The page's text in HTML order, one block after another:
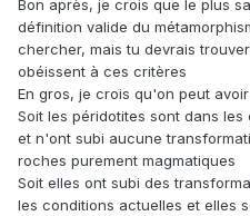
Bon après, je crois que le plus
définition valide du
chercher, mais tu devrais
obéissent à ces critères
En gros, je crois qu'on peut
Soit les péridotites sont dans
et n'ont subi aucune
roches purement magmatiques
Soit elles ont subi des
les conditions actuelles et elles